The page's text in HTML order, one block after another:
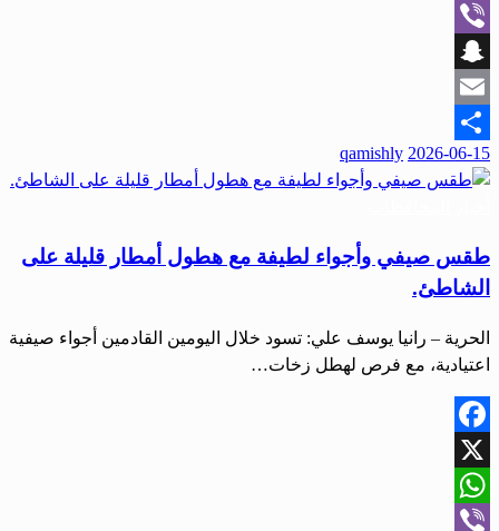
WhatsApp
Viber
Snapchat
Email
Share
نُشر
في
2026-06-15
qamishly
طقس صيفي وأجواء لطيفة مع هطول أمطار قليلة على
الشاطئ.
الحرية – رانيا يوسف علي: تسود خلال اليومين القادمين أجواء صيفية
اعتيادية، مع فرص لهطل زخات…
Facebook
X
WhatsApp